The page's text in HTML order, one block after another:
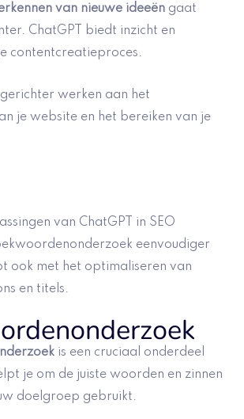
van nieuwe ideeën gaat
ChatGPT biedt inzicht en
contentcreatieproces.
werken aan het
je website en het bereiken van je
van ChatGPT in SEO
eenvoudiger
ook met het optimaliseren van
en titels.
is een cruciaal onderdeel
je om de juiste woorden en zinnen
doelgroep gebruikt.